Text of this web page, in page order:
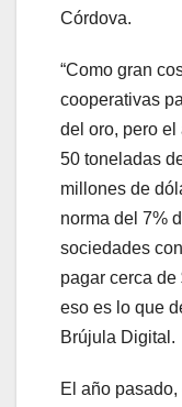
Córdova.
“Como gran
cooperativas
del oro, pero el
50 toneladas
millones de
norma del 7%
sociedades
pagar cerca
eso es lo que
Brújula Digital.
El año